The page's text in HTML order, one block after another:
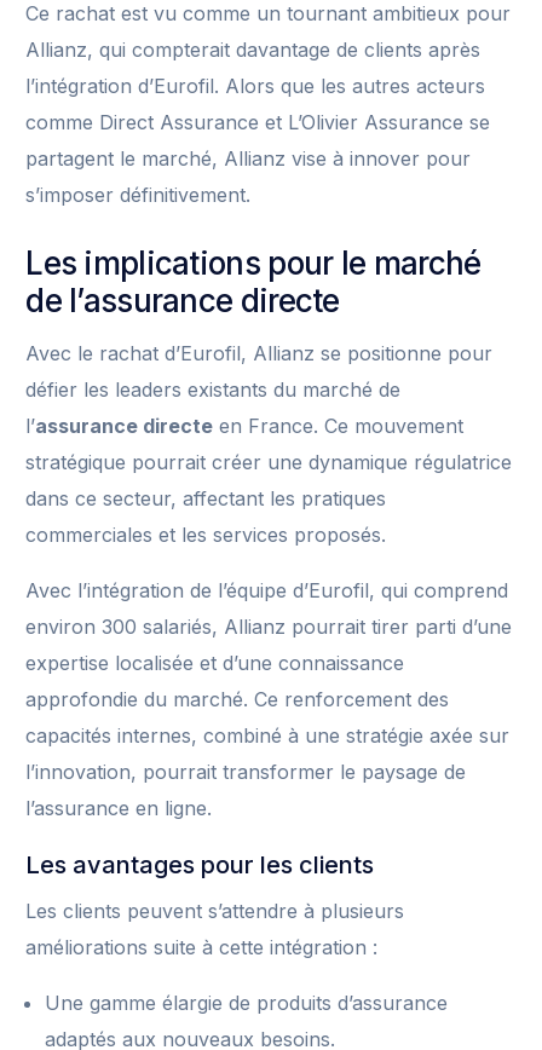
Ce rachat est vu comme un tournant ambitieux pour
Allianz, qui compterait davantage de clients après
l’intégration d’Eurofil. Alors que les autres acteurs
comme Direct Assurance et L’Olivier Assurance se
partagent le marché, Allianz vise à innover pour
s’imposer définitivement.
Les implications pour le marché
de l’assurance directe
Avec le rachat d’Eurofil, Allianz se positionne pour
défier les leaders existants du marché de
l’assurance directe en France. Ce mouvement
stratégique pourrait créer une dynamique régulatrice
dans ce secteur, affectant les pratiques
commerciales et les services proposés.
Avec l’intégration de l’équipe d’Eurofil, qui comprend
environ 300 salariés, Allianz pourrait tirer parti d’une
expertise localisée et d’une connaissance
approfondie du marché. Ce renforcement des
capacités internes, combiné à une stratégie axée sur
l’innovation, pourrait transformer le paysage de
l’assurance en ligne.
Les avantages pour les clients
Les clients peuvent s’attendre à plusieurs
améliorations suite à cette intégration :
Une gamme élargie de produits d’assurance
adaptés aux nouveaux besoins.